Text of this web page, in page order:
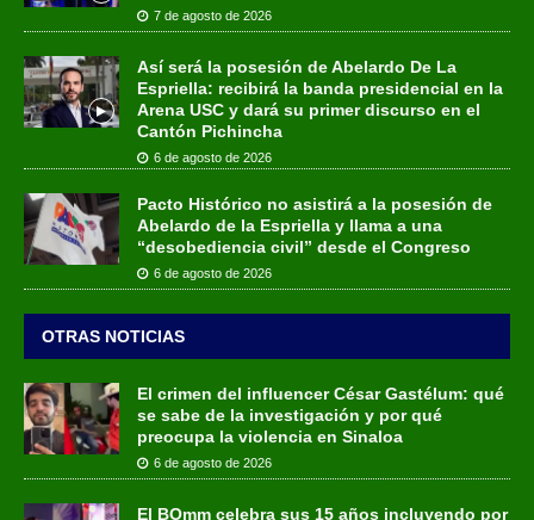
7 de agosto de 2026
Así será la posesión de Abelardo De La
Espriella: recibirá la banda presidencial en la
Arena USC y dará su primer discurso en el
Cantón Pichincha
6 de agosto de 2026
Pacto Histórico no asistirá a la posesión de
Abelardo de la Espriella y llama a una
“desobediencia civil” desde el Congreso
6 de agosto de 2026
OTRAS NOTICIAS
El crimen del influencer César Gastélum: qué
se sabe de la investigación y por qué
preocupa la violencia en Sinaloa
6 de agosto de 2026
El BOmm celebra sus 15 años incluyendo por